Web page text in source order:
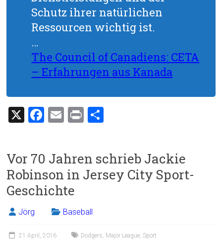
Schutz ihrer natürlichen
Ressourcen wichtig ist.
…
The Council of Canadiens: CETA
– Erfahrungen aus Kanada
X
F
b
o
ok
E
l
Pr
n
Vor 70 Jahren schrieb Jackie
Robinson in Jersey City Sport-
Geschichte
Jörg Baseball
21 April, 2016 Dodgers, Major League, Sport